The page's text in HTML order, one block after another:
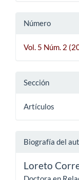
Número
Vol. 5 Núm. 2
Sección
Artículos
Biografía del
Loreto